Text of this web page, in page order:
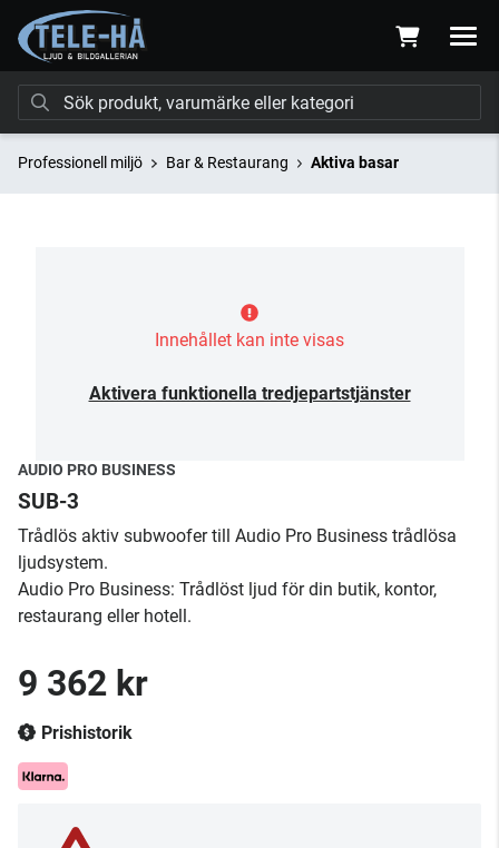
Professionell miljö Bar & Restaurang Aktiva basar
Innehållet kan inte visas
Aktivera funktionella tredjepartstjänster
AUDIO PRO BUSINESS
SUB-3
Trådlös aktiv subwoofer till Audio Pro Business trådlösa
ljudsystem.
Audio Pro Business: Trådlöst ljud för din butik, kontor,
restaurang eller hotell.
9 362 kr
Prishistorik